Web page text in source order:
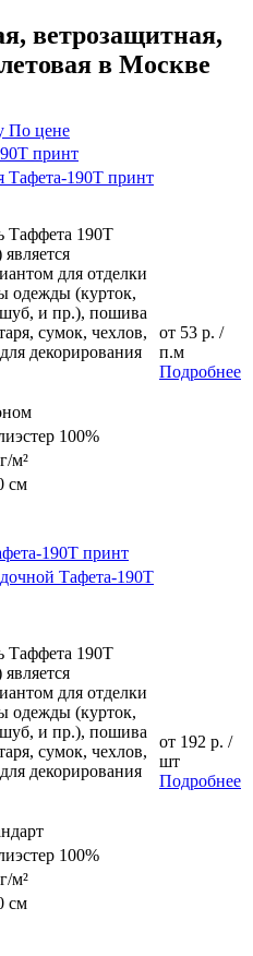
ветрозащитная,
в Москве
По цене
принт
Тафета-190Т принт
Таффета 190Т
для отделки
одежды (курток,
и пр.), пошива
сумок, чехлов,
декорирования
100%
м²
см
от 53 р. /
п.м
Подробнее
190Т принт
Тафета-190Т
Таффета 190Т
для отделки
одежды (курток,
и пр.), пошива
сумок, чехлов,
декорирования
100%
м²
см
от 192 р. /
шт
Подробнее